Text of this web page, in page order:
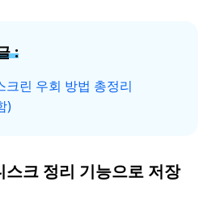
:
린 우회 방법 총정리
)
스크 정리 기능으로 저장